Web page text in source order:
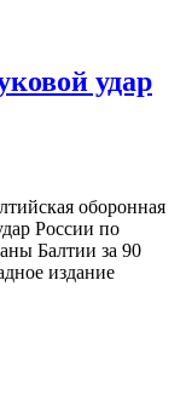
удар
оборонная
России по
Балтии за 90
издание